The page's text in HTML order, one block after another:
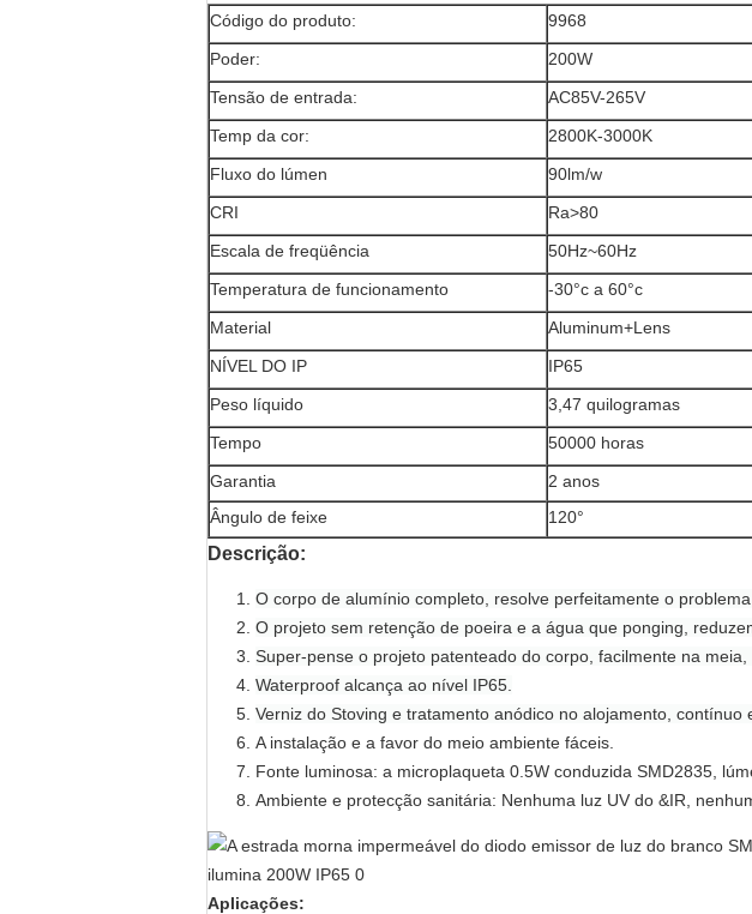
Código do produto:
9968
Poder:
200W
Tensão de entrada:
AC85V-265V
Temp da cor:
2800K-3000K
Fluxo do lúmen
90lm/w
CRI
Ra>80
Escala de freqüência
50Hz~60Hz
Temperatura de funcionamento
-30°c a 60°c
Material
Aluminum+Lens
NÍVEL DO IP
IP65
Peso líquido
3,47 quilogramas
Tempo
50000 horas
Garantia
2 anos
Ângulo de feixe
120°
Descrição:
O corpo de alumínio completo, resolve perfeitamente o
O projeto sem retenção de poeira e a água que ponging,
Super-pense o projeto patenteado do corpo, facilmente na
Waterproof alcança ao nível IP65.
Verniz do Stoving e tratamento anódico no alojamento, contínuo
A instalação e a favor do meio ambiente fáceis.
Fonte luminosa: a microplaqueta 0.5W conduzida SMD2835,
Ambiente e protecção sanitária: Nenhuma luz UV do &IR,
Aplicações: